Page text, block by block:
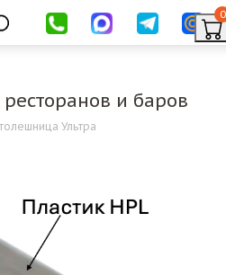
0
и баров
Ультра